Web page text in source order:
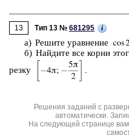
13 Тип 13 № 681295 i
а) Ре­ши­те урав­не­ние
б) Най­ди­те все корни
рез­ку
Решения заданий с
автоматически.
На следующей странице